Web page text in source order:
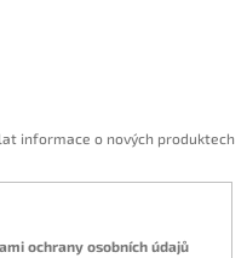
informace o nových produktech
ochrany osobních údajů